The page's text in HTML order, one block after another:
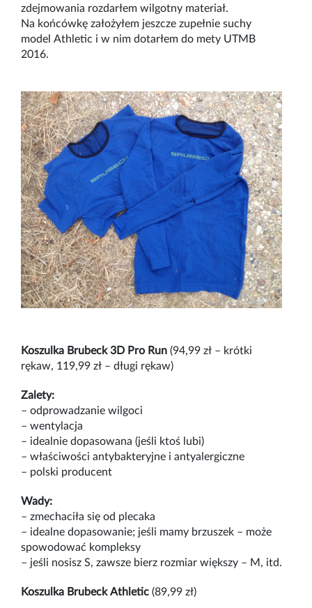
zdejmowania rozdarłem wilgotny materiał.
Na końcówkę założyłem jeszcze zupełnie suchy
model Athletic i w nim dotarłem do mety UTMB
2016.
Koszulka Brubeck 3D Pro Run (94,99 zł – krótki
rękaw, 119,99 zł – długi rękaw)
Zalety:
– odprowadzanie wilgoci
– wentylacja
– idealnie dopasowana (jeśli ktoś lubi)
– właściwości antybakteryjne i antyalergiczne
– polski producent
Wady:
– zmechaciła się od plecaka
– idealne dopasowanie; jeśli mamy brzuszek – może
spowodować kompleksy
– jeśli nosisz S, zawsze bierz rozmiar większy – M, itd.
Koszulka Brubeck Athletic (89,99 zł)